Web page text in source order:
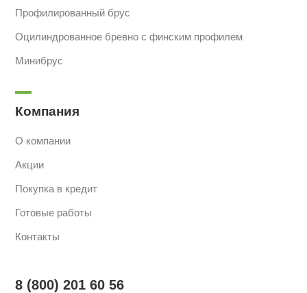
8 (800) 201 60 56
Профилированный брус
Оцилиндрованное бревно с финским профилем
Минибрус
Компания
О компании
Акции
Покупка в кредит
Готовые работы
Контакты